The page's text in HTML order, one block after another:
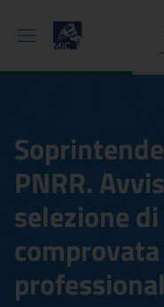
PNRR.
selezione